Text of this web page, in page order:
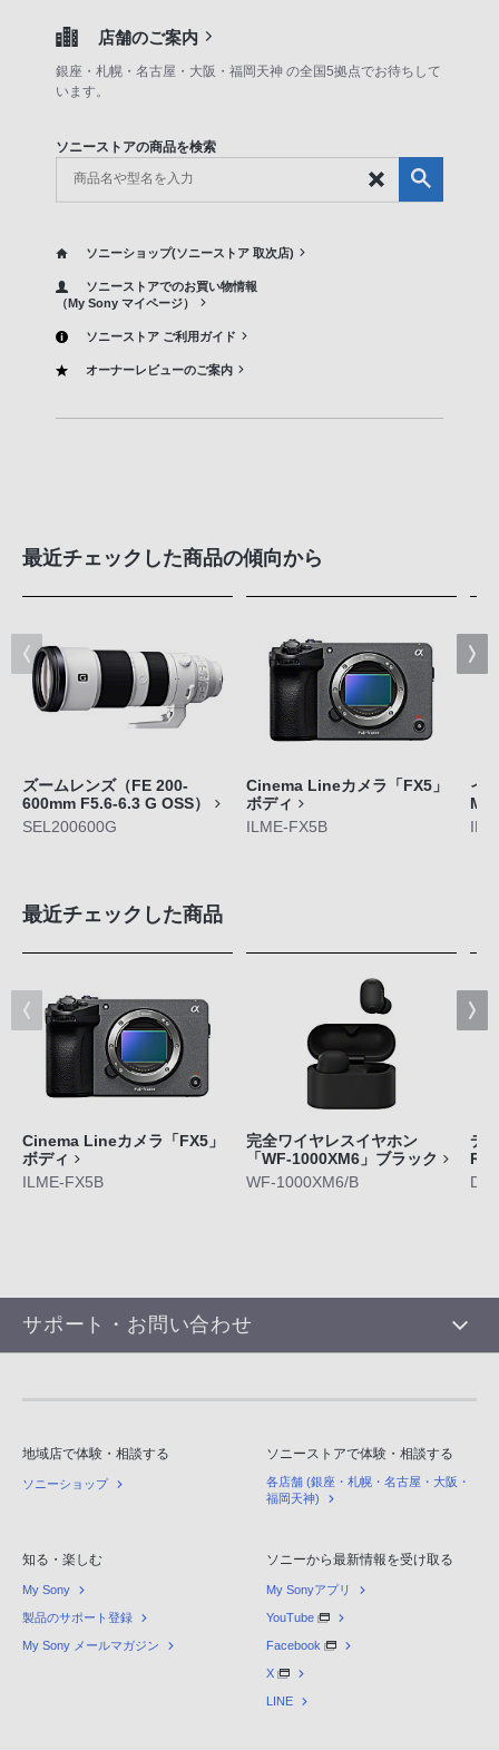
店舗のご案内
銀座・札幌・名古屋・大阪・福岡天神 の全国5拠点でお待ちして
います。
ソニーストアの商品を検索
ソニーショップ(ソニーストア 取次店)
ソニーストアでのお買い物情報
（My Sony マイページ）
ソニーストア ご利用ガイド
オーナーレビューのご案内
最近チェックした商品の傾向から
ズームレンズ（FE 200-
600mm F5.6-6.3 G OSS）
SEL200600G
Cinema Lineカメラ「FX5」
ボディ
ILME-FX5B
イ
最近チェックした商品
Cinema Lineカメラ「FX5」
ボディ
ILME-FX5B
完全ワイヤレスイヤホン
「WF-1000XM6」ブラック
WF-1000XM6/B
デ
サポート・お問い合わせ
地域店で体験・相談する
ソニーショップ
ソニーストアで体験・相談する
各店舗 (銀座・札幌・名古屋・大阪・
福岡天神)
知る・楽しむ
My Sony
製品のサポート登録
My Sony メールマガジン
ソニーから最新情報を受け取る
My Sonyアプリ
YouTube
Facebook
X
LINE